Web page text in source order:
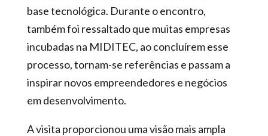
base tecnológica. Durante o encontro,
também foi ressaltado que muitas empresas
incubadas na MIDITEC, ao concluírem esse
processo, tornam-se referências e passam a
inspirar novos empreendedores e negócios
em desenvolvimento.
A visita proporcionou uma visão mais ampla